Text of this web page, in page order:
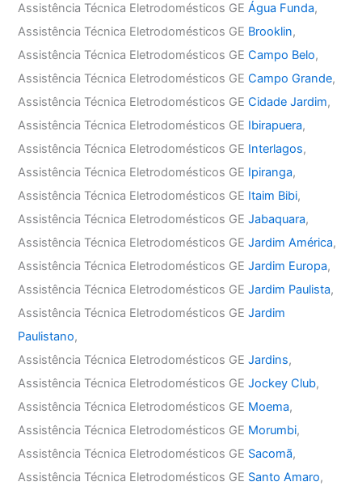
Assistência Técnica Eletrodomésticos GEÁgua Funda,
Assistência Técnica Eletrodomésticos GE Brooklin,
Assistência Técnica Eletrodomésticos GECampo Belo,
Assistência Técnica Eletrodomésticos GECampo Grande,
Assistência Técnica Eletrodomésticos GECidade Jardim,
Assistência Técnica Eletrodomésticos GE Ibirapuera,
Assistência Técnica Eletrodomésticos GE Interlagos,
Assistência Técnica Eletrodomésticos GE Ipiranga,
Assistência Técnica Eletrodomésticos GE Itaim Bibi,
Assistência Técnica Eletrodomésticos GEJabaquara,
Assistência Técnica Eletrodomésticos GEJardim América,
Assistência Técnica Eletrodomésticos GEJardim Europa,
Assistência Técnica Eletrodomésticos GEJardim Paulista,
Assistência Técnica Eletrodomésticos GEJardim
Paulistano,
Assistência Técnica Eletrodomésticos GEJardins,
Assistência Técnica Eletrodomésticos GEJockey Club,
Assistência Técnica Eletrodomésticos GE Moema,
Assistência Técnica Eletrodomésticos GE Morumbi,
Assistência Técnica Eletrodomésticos GE Sacomã,
Assistência Técnica Eletrodomésticos GE Santo Amaro,